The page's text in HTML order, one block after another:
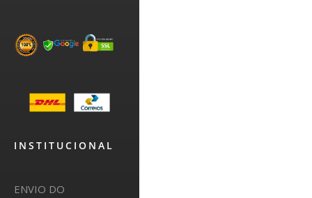
INSTITUCIONAL
ENVIO DO